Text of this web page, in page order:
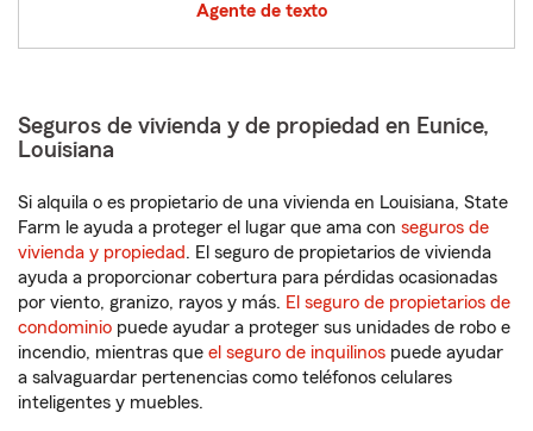
Agente de texto
Seguros de vivienda y de propiedad en Eunice,
Louisiana
Si alquila o es propietario de una vivienda en Louisiana, State
Farm le ayuda a proteger el lugar que ama con seguros de
vivienda y propiedad. El seguro de propietarios de vivienda
ayuda a proporcionar cobertura para pérdidas ocasionadas
por viento, granizo, rayos y más. El seguro de propietarios de
condominio puede ayudar a proteger sus unidades de robo e
incendio, mientras que el seguro de inquilinos puede ayudar
a salvaguardar pertenencias como teléfonos celulares
inteligentes y muebles.